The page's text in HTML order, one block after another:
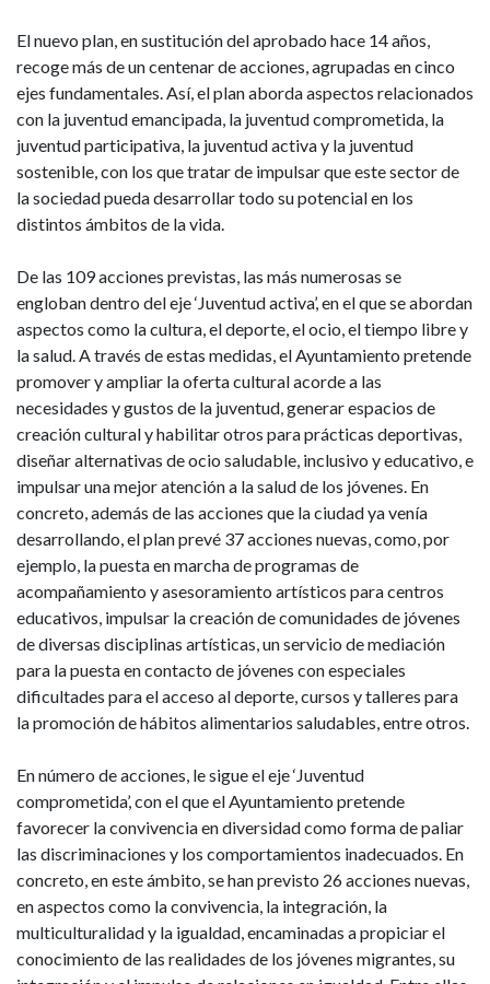
El nuevo plan, en sustitución del aprobado hace 14 años,
recoge más de un centenar de acciones, agrupadas en cinco
ejes fundamentales. Así, el plan aborda aspectos relacionados
con la juventud emancipada, la juventud comprometida, la
juventud participativa, la juventud activa y la juventud
sostenible, con los que tratar de impulsar que este sector de
la sociedad pueda desarrollar todo su potencial en los
distintos ámbitos de la vida.
De las 109 acciones previstas, las más numerosas se
engloban dentro del eje ‘Juventud activa’, en el que se abordan
aspectos como la cultura, el deporte, el ocio, el tiempo libre y
la salud. A través de estas medidas, el Ayuntamiento pretende
promover y ampliar la oferta cultural acorde a las
necesidades y gustos de la juventud, generar espacios de
creación cultural y habilitar otros para prácticas deportivas,
diseñar alternativas de ocio saludable, inclusivo y educativo, e
impulsar una mejor atención a la salud de los jóvenes. En
concreto, además de las acciones que la ciudad ya venía
desarrollando, el plan prevé 37 acciones nuevas, como, por
ejemplo, la puesta en marcha de programas de
acompañamiento y asesoramiento artísticos para centros
educativos, impulsar la creación de comunidades de jóvenes
de diversas disciplinas artísticas, un servicio de mediación
para la puesta en contacto de jóvenes con especiales
dificultades para el acceso al deporte, cursos y talleres para
la promoción de hábitos alimentarios saludables, entre otros.
En número de acciones, le sigue el eje ‘Juventud
comprometida’, con el que el Ayuntamiento pretende
favorecer la convivencia en diversidad como forma de paliar
las discriminaciones y los comportamientos inadecuados. En
concreto, en este ámbito, se han previsto 26 acciones nuevas,
en aspectos como la convivencia, la integración, la
multiculturalidad y la igualdad, encaminadas a propiciar el
conocimiento de las realidades de los jóvenes migrantes, su